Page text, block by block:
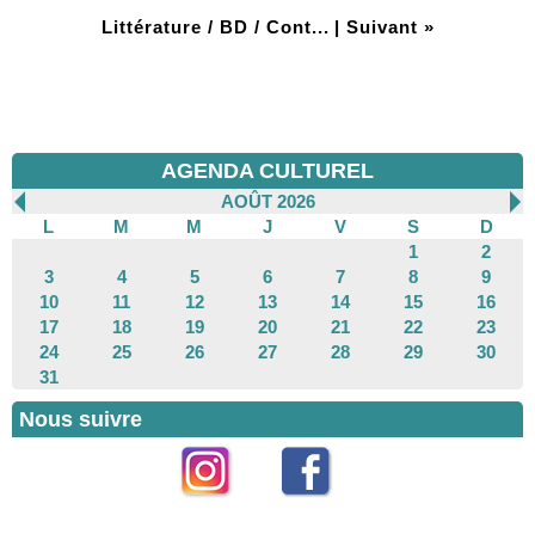
Littérature / BD / Cont... | Suivant »
AGENDA CULTUREL
AOÛT 2026
L
M M J V S
D
1
2
3
4 5 6 7 8
9
10
11 12 13 14 15
16
17
18 19 20 21 22
23
24
25 26 27 28 29
30
31
Nous suivre